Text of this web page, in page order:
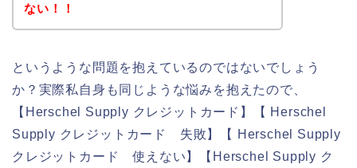
ない！！
というような問題を抱えているのではないでしょう
か？実際私自身も同じような悩みを抱えたので、
【Herschel Supply クレジットカード】【 Herschel
Supply クレジットカード 失敗】【 Herschel Supply
クレジットカード 使えない】【Herschel Supply ク